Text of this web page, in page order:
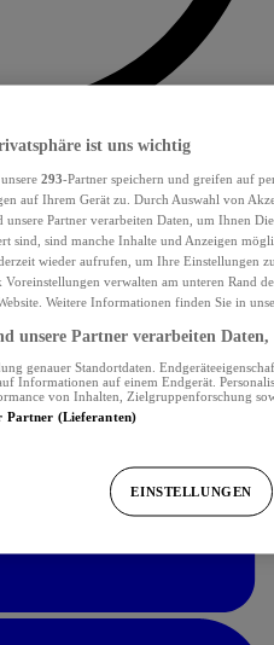
ist uns wichtig
293-Partner speichern und greifen auf
auf Ihrem Gerät zu. Durch Auswahl von
unsere Partner verarbeiten Daten, um Ihnen
sind, sind manche Inhalte und Anzeigen
wieder aufrufen, um Ihre Einstellungen
Voreinstellungen verwalten am unteren Rand
Weitere Informationen finden Sie in
unsere Partner verarbeiten Daten,
genauer Standortdaten.
Informationen auf einem Endgerät.
von Inhalten, Zielgruppenforschung
Partner (Lieferanten)
EINSTELLUNGEN